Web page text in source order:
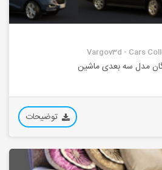
Vargov3d - Cars
مدل سه بعدی ماشین
توضیحات